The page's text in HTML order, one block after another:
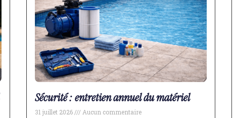
Sécurité : entretien annuel du matériel
31 juillet 2026 Aucun commentaire